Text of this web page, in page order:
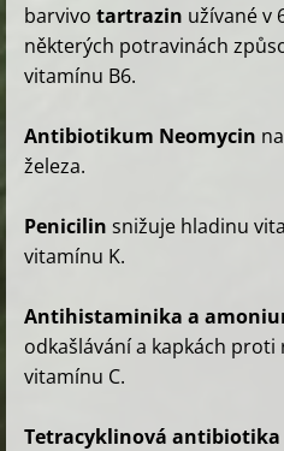
barvivo tartrazin užívané v
některých potravinách
vitamínu B6.
Antibiotikum Neomycin
železa.
Penicilin snižuje hladinu
vitamínu K.
Antihistaminika a
odkašlávání a kapkách
vitamínu C.
Tetracyklinová antibiotika